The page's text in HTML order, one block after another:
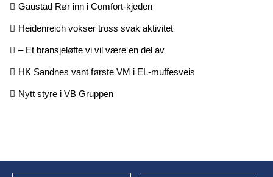
Gaustad Rør inn i Comfort-kjeden
Heidenreich vokser tross svak aktivitet
– Et bransjeløfte vi vil være en del av
HK Sandnes vant første VM i EL-muffesveis
Nytt styre i VB Gruppen